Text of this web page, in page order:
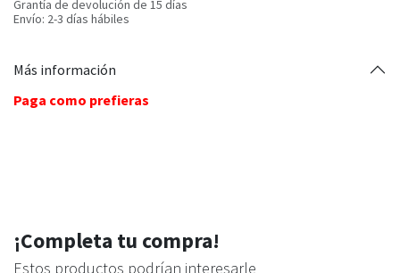
Grantía de devolución de 15 días
Envío: 2-3 días hábiles
Más información
Paga como prefieras
¡Completa tu compra!
Estos productos podrían interesarle